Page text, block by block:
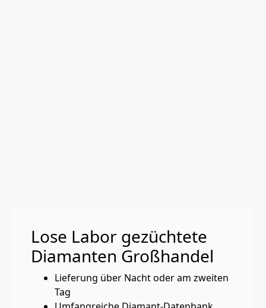
Lose Labor gezüchtete
Diamanten Großhandel
Lieferung über Nacht oder am zweiten
Tag